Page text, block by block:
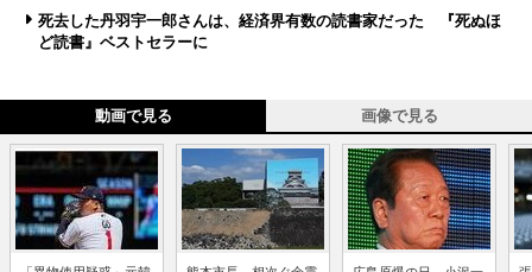
死去した丹羽宇一郎さんは、経済界有数の読書家だった 『死ぬほ
ど読書』ベストセラーに
動画で見る 画像で見る